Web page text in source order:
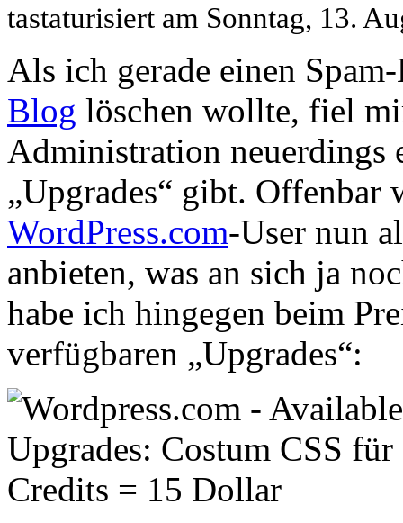
tastaturisiert am Sonntag, 13.
Als ich gerade einen
Blog löschen wollte, fiel
Administration neuerdings
„Upgrades“ gibt. Offenbar
WordPress.com-User nun
anbieten, was an sich ja
habe ich hingegen beim
verfügbaren „Upgrades“: